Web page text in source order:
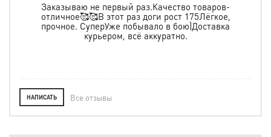
Заказываю не первый раз.Качество товаров-
отличное🥰🥰В этот раз доги рост 175Лёгкое,
прочное. СуперУже побывало в бою)Доставка
курьером, всё аккуратно.
НАПИСАТЬ Все отзывы